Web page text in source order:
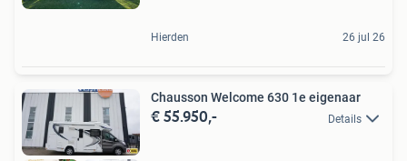
Hierden 26 jul 26
Chausson Welcome 630 1e eigenaar
€ 55.950,- Details